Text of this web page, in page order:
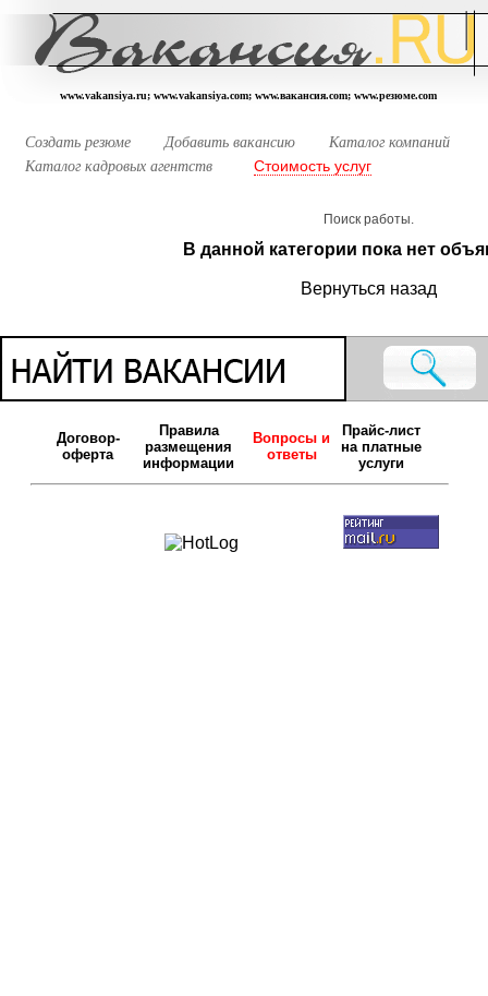
www.vakansiya.ru; www.vakansiya.com; www.вакансия.com; www.резюме.com
Создать резюме Добавить вакансию
Каталог компаний
Каталог кадровых агентств
Стоимость услуг
Поиск работы.
В данной категории пока нет
Вернуться назад
Договор-
оферта
Правила
размещения
информации
Вопросы и
ответы
Прайс-лист
на платные
услуги